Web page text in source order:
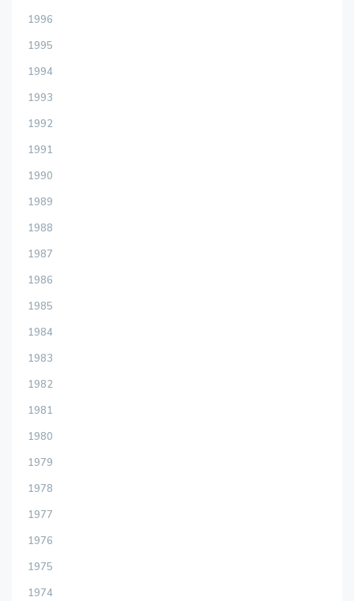
1996
1995
1994
1993
1992
1991
1990
1989
1988
1987
1986
1985
1984
1983
1982
1981
1980
1979
1978
1977
1976
1975
1974